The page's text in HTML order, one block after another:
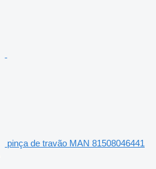
pinça de travão MAN 81508046441